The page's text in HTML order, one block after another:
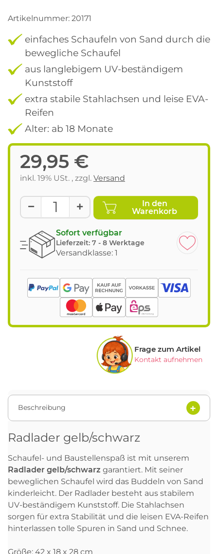
Artikelnummer: 20171
einfaches Schaufeln von Sand durch die
bewegliche Schaufel
aus langlebigem UV-beständigem
Kunststoff
extra stabile Stahlachsen und leise EVA-
Reifen
Alter: ab 18 Monate
29,95 €
inkl. 19% USt. , zzgl. Versand
In den
Warenkorb
Sofort verfügbar
Lieferzeit: 7 - 8 Werktage
Versandklasse: 1
Frage zum Artikel
Kontakt aufnehmen
Beschreibung
Radlader gelb/schwarz
Schaufel- und Baustellenspaß ist mit unserem
Radlader gelb/schwarz garantiert. Mit seiner
beweglichen Schaufel wird das Buddeln von Sand
kinderleicht. Der Radlader besteht aus stabilem
UV-beständigem Kunststoff. Die Stahlachsen
sorgen für extra Stabilität und die leisen EVA-Reifen
hinterlassen tolle Spuren in Sand und Schnee.
Größe: 42 x 18 x 28 cm